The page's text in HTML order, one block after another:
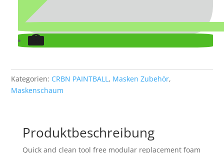
Kategorien: CRBN PAINTBALL, Masken Zubehör,
Maskenschaum
Produktbeschreibung
Quick and clean tool free modular replacement foam